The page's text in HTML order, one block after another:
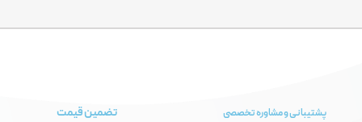
پشتیبانی و مشاوره تخصصی تضمین قیمت